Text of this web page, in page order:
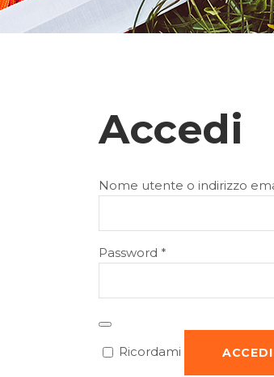
Accedi
Nome utente o indirizzo
Password *
Ricordami ACCEDI